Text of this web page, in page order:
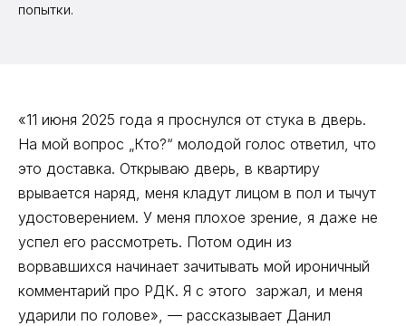
попытки.
«11 июня 2025 года я проснулся от стука в дверь.
На мой вопрос „Кто?“ молодой голос ответил, что
это доставка. Открываю дверь, в квартиру
врывается наряд, меня кладут лицом в пол и тычут
удостоверением. У меня плохое зрение, я даже не
успел его рассмотреть. Потом один из
ворвавшихся начинает зачитывать мой ироничный
комментарий про РДК. Я с этого заржал, и меня
ударили по голове», — рассказывает Данил